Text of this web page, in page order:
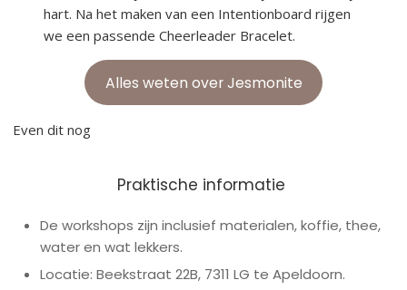
hart. Na het maken van een Intentionboard rijgen
we een passende Cheerleader Bracelet.
Alles weten over Jesmonite
Even dit nog
Praktische informatie
De workshops zijn inclusief materialen, koffie, thee,
water en wat lekkers.
Locatie: Beekstraat 22B, 7311 LG te Apeldoorn.